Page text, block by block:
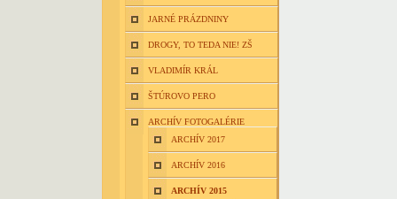
JARNÉ PRÁZDNINY
DROGY, TO TEDA NIE! ZŠ
VLADIMÍR KRÁL
ŠTÚROVO PERO
ARCHÍV FOTOGALÉRIE
ARCHÍV 2017
ARCHÍV 2016
ARCHÍV 2015